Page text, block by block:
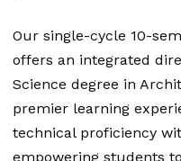
Our single-cycle 10-
offers an integrated
Science degree in
premier learning
technical proficiency
empowering students